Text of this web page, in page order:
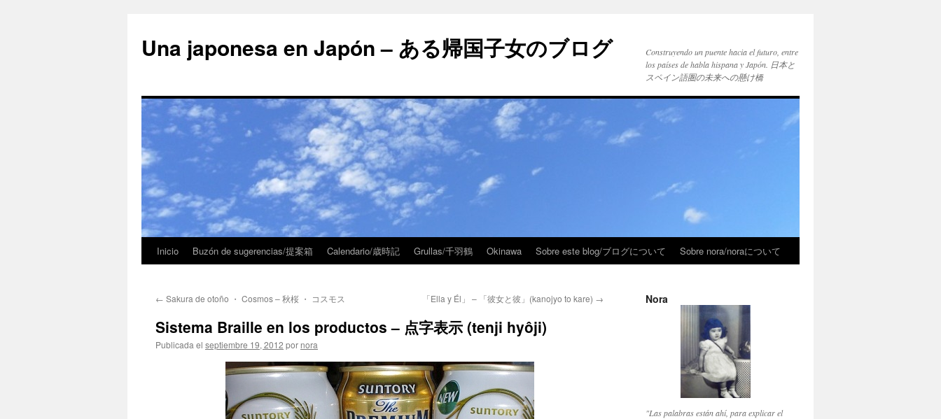
Una japonesa en Japón – ある帰国子女のブログ
Construyendo un puente hacia el futuro, entre
los países de habla hispana y Japón. 日本と
スペイン語圏の未来への懸け橋
Inicio Buzón de sugerencias/提案箱 Calendario/歳時記 Grullas/千羽鶴 Okinawa Sobre este blog/ブログについて Sobre nora/noraについて
← Sakura de otoño ・ Cosmos – 秋桜 ・ コスモス 「Ella y Él」 – 「彼女と彼」(kanojyo to kare) →
Sistema Braille en los productos – 点字表示 (tenji hyôji)
Publicada el septiembre 19, 2012 por nora
Nora
"Las palabras están ahí, para explicar el